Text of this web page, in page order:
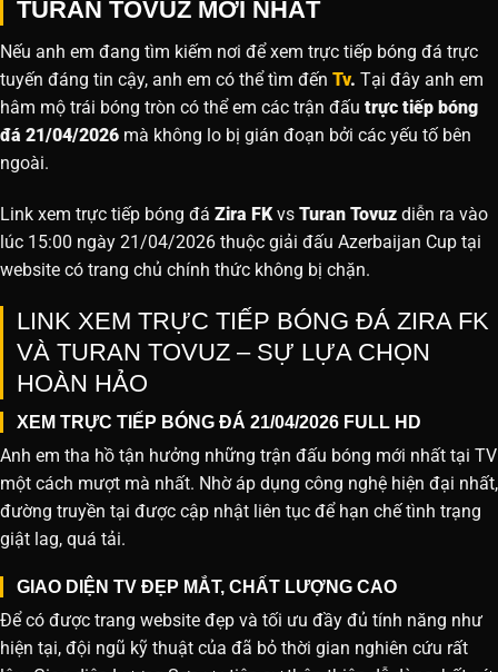
TURAN TOVUZ MỚI NHẤT
Nếu anh em đang tìm kiếm nơi để xem trực tiếp bóng đá trực
tuyến đáng tin cậy, anh em có thể tìm đến Tv. Tại đây anh em
hâm mộ trái bóng tròn có thể em các trận đấu trực tiếp bóng
đá 21/04/2026 mà không lo bị gián đoạn bởi các yếu tố bên
ngoài.
Link xem trực tiếp bóng đá Zira FKvs Turan Tovuz diễn ra vào
lúc 15:00 ngày 21/04/2026 thuộc giải đấu Azerbaijan Cup tại
website có trang chủ chính thức không bị chặn.
LINK XEM TRỰC TIẾP BÓNG ĐÁ ZIRA FK
VÀ TURAN TOVUZ – SỰ LỰA CHỌN
HOÀN HẢO
XEM TRỰC TIẾP BÓNG ĐÁ 21/04/2026 FULL HD
Anh em tha hồ tận hưởng những trận đấu bóng mới nhất tại TV
một cách mượt mà nhất. Nhờ áp dụng công nghệ hiện đại nhất,
đường truyền tại được cập nhật liên tục để hạn chế tình trạng
giật lag, quá tải.
GIAO DIỆN TV ĐẸP MẮT, CHẤT LƯỢNG CAO
Để có được trang website đẹp và tối ưu đầy đủ tính năng như
hiện tại, đội ngũ kỹ thuật của đã bỏ thời gian nghiên cứu rất